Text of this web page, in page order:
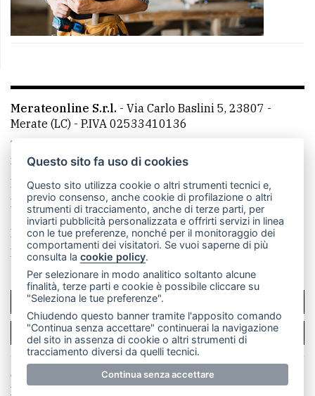
Merateonline S.r.l. - Via Carlo Baslini 5, 23807 -
Merate (LC) - P.IVA 02533410136
Telefono:
mail: redazione@merateonline.it
La redazione
CasateOnline LeccoOnline
RSS
Made by VIP
Privacy policy
Cookie policy
Rivedi le tue scelte sui cookie
SCRIVICI
PER LA TUA PUBBLICITÀ
© Copyright Merateonline S.r.l. - Tutti i diritti riservati.
E' proibita la riproduzione e pubblicazione anche
Questo sito fa uso di cookies
Questo sito utilizza cookie o altri strumenti tecnici e,
previo consenso, anche cookie di profilazione o altri
strumenti di tracciamento, anche di terze parti, per
inviarti pubblicità personalizzata e offrirti servizi in linea
con le tue preferenze, nonché per il monitoraggio dei
comportamenti dei visitatori. Se vuoi saperne di più
consulta lacookie policy.
Per selezionare in modo analitico soltanto alcune
finalità, terze parti e cookie è possibile cliccare su
"Seleziona le tue preferenze".
Chiudendo questo banner tramite l'apposito comando
"Continua senza accettare" continuerai la navigazione
del sito in assenza di cookie o altri strumenti di
tracciamento diversi da quelli tecnici.
Continua senza accettare